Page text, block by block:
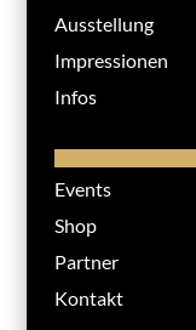
Ausstellung
Impressionen
Infos
Events
Shop
Partner
Kontakt